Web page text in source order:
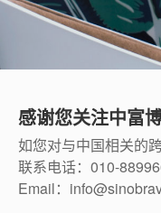
感谢您关注中富
如您对与中国相关的
联系电话：010-
Email：